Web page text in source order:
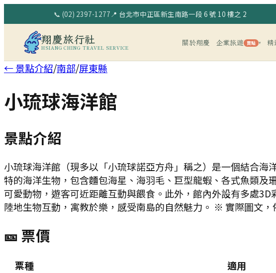
📞 (02) 2397-1277📍 台北市中正區新生南路一段 6 號 10 樓之 2
翔慶旅行社
HSIANG CHING TRAVEL SERVICE
關於翔慶 企業旅遊 賣點 ▾ 精
← 景點介紹/南部/屏東縣
小琉球海洋館
景點介紹
小琉球海洋館（現多以「小琉球諾亞方舟」稱之）是一個結合
特的海洋生物，包含麵包海星、海羽毛、巨型龍蝦、各式魚類
可愛動物，遊客可近距離互動與餵食。此外，館內外設有多處
陸地生物互動，寓教於樂，感受南島的自然魅力。 ※ 實際圖文，
🎫 票價
票種 適用